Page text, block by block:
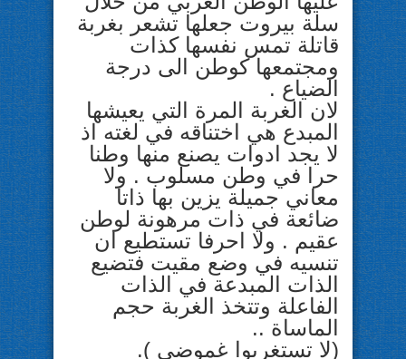
سلة بيروت جعلها تشعر بغربة
قاتلة تمس نفسها كذات
ومجتمعها كوطن الى درجة
الضياع .
لان الغربة المرة التي يعيشها
المبدع هي اختناقه في لغته اذ
لا يجد ادوات يصنع منها وطنا
حرا في وطن مسلوب . ولا
معاني جميلة يزين بها ذاتا
ضائعة في ذات مرهونة لوطن
عقيم . ولا احرفا تستطيع ان
تنسيه في وضع مقيت فتضيع
الذات المبدعة في الذات
الفاعلة وتتخذ الغربة حجم
الماساة ..
(لا تستغربوا غموضي ).